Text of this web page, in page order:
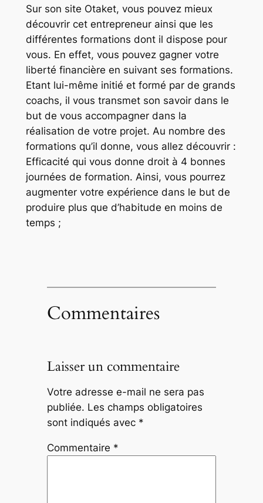
Sur son site Otaket, vous pouvez mieux
découvrir cet entrepreneur ainsi que les
différentes formations dont il dispose pour
vous. En effet, vous pouvez gagner votre
liberté financière en suivant ses formations.
Etant lui-même initié et formé par de grands
coachs, il vous transmet son savoir dans le
but de vous accompagner dans la
réalisation de votre projet. Au nombre des
formations qu’il donne, vous allez découvrir :
Efficacité qui vous donne droit à 4 bonnes
journées de formation. Ainsi, vous pourrez
augmenter votre expérience dans le but de
produire plus que d’habitude en moins de
temps ;
Commentaires
Laisser un commentaire
Votre adresse e-mail ne sera pas
publiée. Les champs obligatoires
sont indiqués avec *
Commentaire *